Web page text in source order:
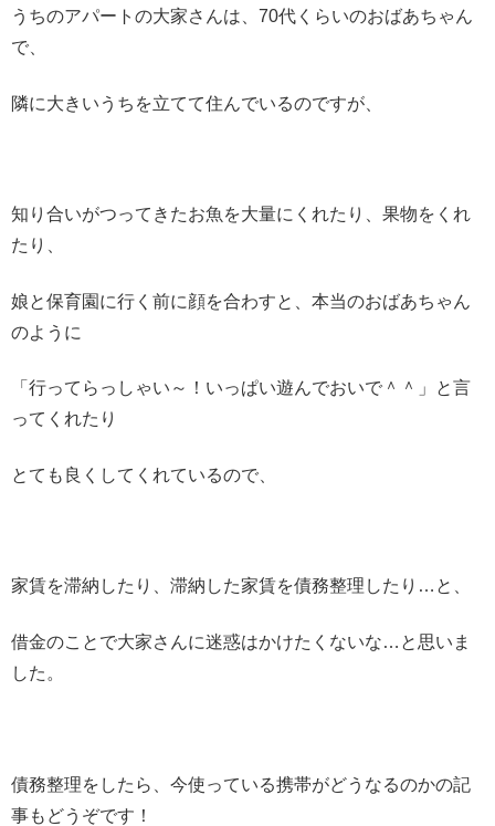
うちのアパートの大家さんは、70代くらいのおばあちゃん
で、
隣に大きいうちを立てて住んでいるのですが、
知り合いがつってきたお魚を大量にくれたり、果物をくれ
たり、
娘と保育園に行く前に顔を合わすと、本当のおばあちゃん
のように
「行ってらっしゃい～！いっぱい遊んでおいで＾＾」と言
ってくれたり
とても良くしてくれているので、
家賃を滞納したり、滞納した家賃を債務整理したり…と、
借金のことで大家さんに迷惑はかけたくないな…と思いま
した。
債務整理をしたら、今使っている携帯がどうなるのかの記
事もどうぞです！